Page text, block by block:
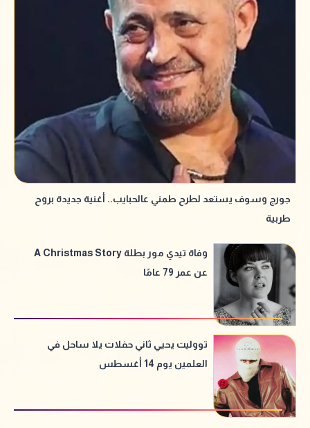
جورج وسوف يستعد لطرح طمني عالحبايب.. أغنية جديدة بروح
طربية
وفاة تيدي مور بطلة A Christmas Story
عن عمر 79 عامًا
تووليت يحيي ثاني حفلات يلا ساحل في
العلمين يوم 14 أغسطس